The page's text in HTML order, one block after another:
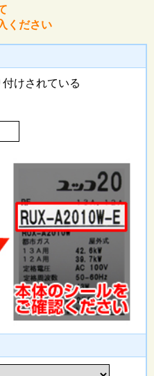
ください
けされている